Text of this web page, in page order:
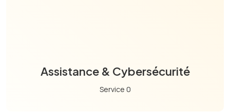
Assistance & Cybersécurité
Service 0